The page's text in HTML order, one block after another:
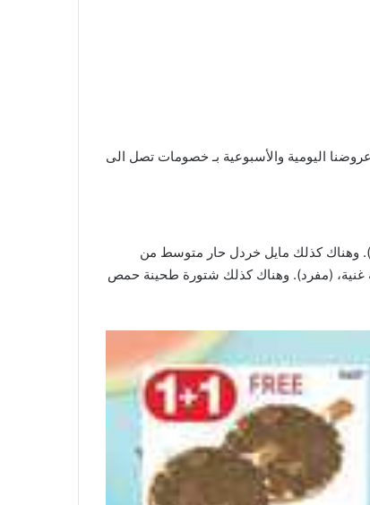
عروضنا اليومية والأسبوعية بـ خصومات تصل الى
وكما كذلك صلصة الفلفل الحلو من بلو دراجون 190 مل (عبوة من قطعتين). وهناك كذلك مايل خردل حار متوسط من
غنية، (مفرد). وهناك كذلك شتورة طحينة حمص